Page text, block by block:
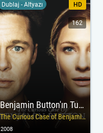
Benjamin Button'ın Tuhaf Hikayesi
The Curious Case of Benjamin Button
Dublaj - Altyazı HD
162
2008